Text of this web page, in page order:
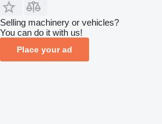
Selling machinery or vehicles?
You can do it with us!
Place your ad